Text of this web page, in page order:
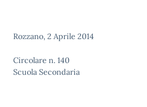
Rozzano, 2 Aprile 2014
Circolare n. 140
Scuola Secondaria